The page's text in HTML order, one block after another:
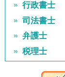
行政書士
司法書士
弁護士
税理士